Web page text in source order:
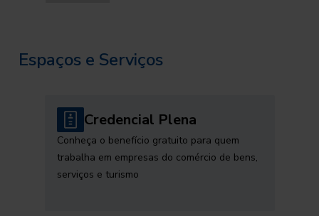
Espaços e Serviços
Credencial Plena
Conheça o benefício gratuito para quem
trabalha em empresas do comércio de bens,
serviços e turismo